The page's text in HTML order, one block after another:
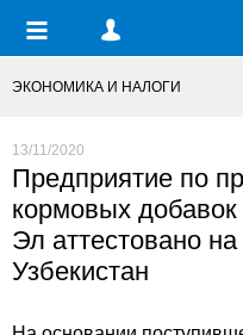
ЭКОНОМИКА И НАЛОГИ
13/11/2020
Предприятие по
кормовых
Эл аттестовано
Узбекистан